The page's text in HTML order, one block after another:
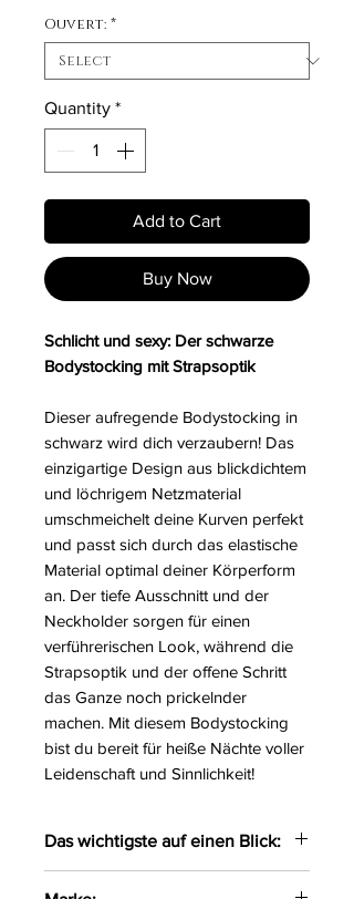
Ouvert: *
Quantity *
Add to Cart
Buy Now
Schlicht und sexy: Der schwarze
Bodystocking mit Strapsoptik
Dieser aufregende Bodystocking in
schwarz wird dich verzaubern! Das
einzigartige Design aus blickdichtem
und löchrigem Netzmaterial
umschmeichelt deine Kurven perfekt
und passt sich durch das elastische
Material optimal deiner Körperform
an. Der tiefe Ausschnitt und der
Neckholder sorgen für einen
verführerischen Look, während die
Strapsoptik und der offene Schritt
das Ganze noch prickelnder
machen. Mit diesem Bodystocking
bist du bereit für heiße Nächte voller
Leidenschaft und Sinnlichkeit!
Das wichtigste auf einen Blick: